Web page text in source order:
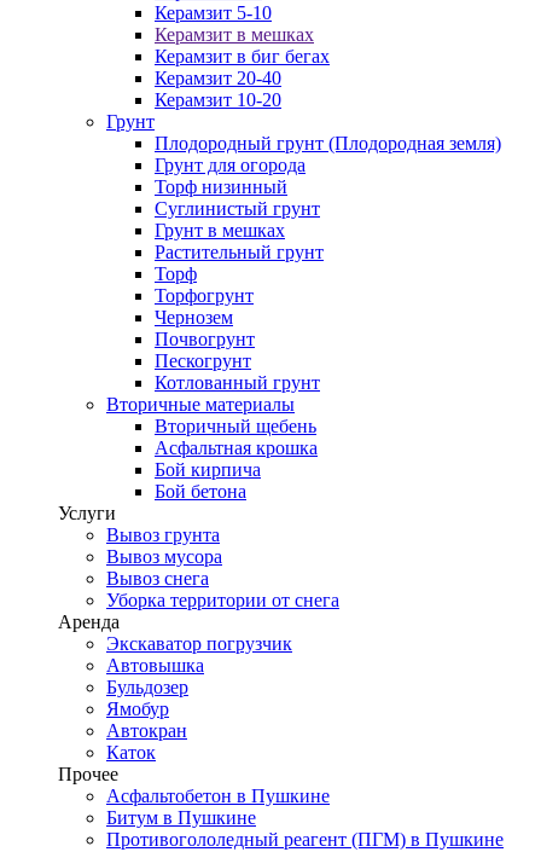
Керамзит 5-10
Керамзит в мешках
Керамзит в биг бегах
Керамзит 20-40
Керамзит 10-20
Грунт
Плодородный грунт (Плодородная земля)
Грунт для огорода
Торф низинный
Суглинистый грунт
Грунт в мешках
Растительный грунт
Торф
Торфогрунт
Чернозем
Почвогрунт
Пескогрунт
Котлованный грунт
Вторичные материалы
Вторичный щебень
Асфальтная крошка
Бой кирпича
Бой бетона
Услуги
Вывоз грунта
Вывоз мусора
Вывоз снега
Уборка территории от снега
Аренда
Экскаватор погрузчик
Автовышка
Бульдозер
Ямобур
Автокран
Каток
Прочее
Асфальтобетон в Пушкине
Битум в Пушкине
Противогололедный реагент (ПГМ) в Пушкине